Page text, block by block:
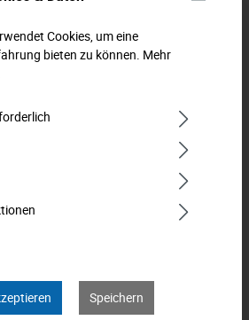
gekröpft für tief liegende
Cookies, um eine
bieten zu können. Mehr
Speichern